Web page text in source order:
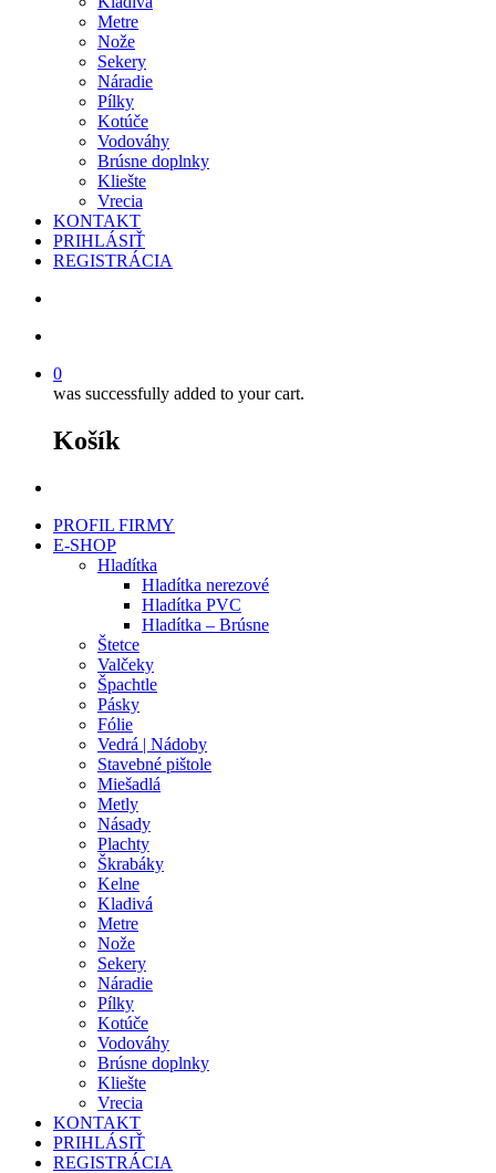
Metre
Nože
Sekery
Náradie
Pílky
Kotúče
Vodováhy
Brúsne doplnky
Kliešte
Vrecia
KONTAKT
PRIHLÁSIŤ
REGISTRÁCIA
0
was successfully added to your cart.
Košík
PROFIL FIRMY
E-SHOP
Hladítka
Hladítka nerezové
Hladítka PVC
Hladítka – Brúsne
Štetce
Valčeky
Špachtle
Pásky
Fólie
Vedrá | Nádoby
Stavebné pištole
Miešadlá
Metly
Násady
Plachty
Škrabáky
Kelne
Kladivá
Metre
Nože
Sekery
Náradie
Pílky
Kotúče
Vodováhy
Brúsne doplnky
Kliešte
Vrecia
KONTAKT
PRIHLÁSIŤ
REGISTRÁCIA